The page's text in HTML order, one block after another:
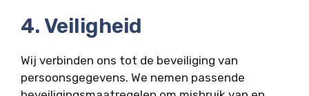
4. Veiligheid
Wij verbinden ons tot de beveiliging van
persoonsgegevens. We nemen passende